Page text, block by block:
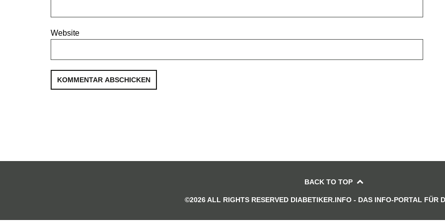
Website
BACK TO TOP
©2026 ALL RIGHTS RESERVED DIABETIKER.INFO - DAS INFO-PORTAL FÜR